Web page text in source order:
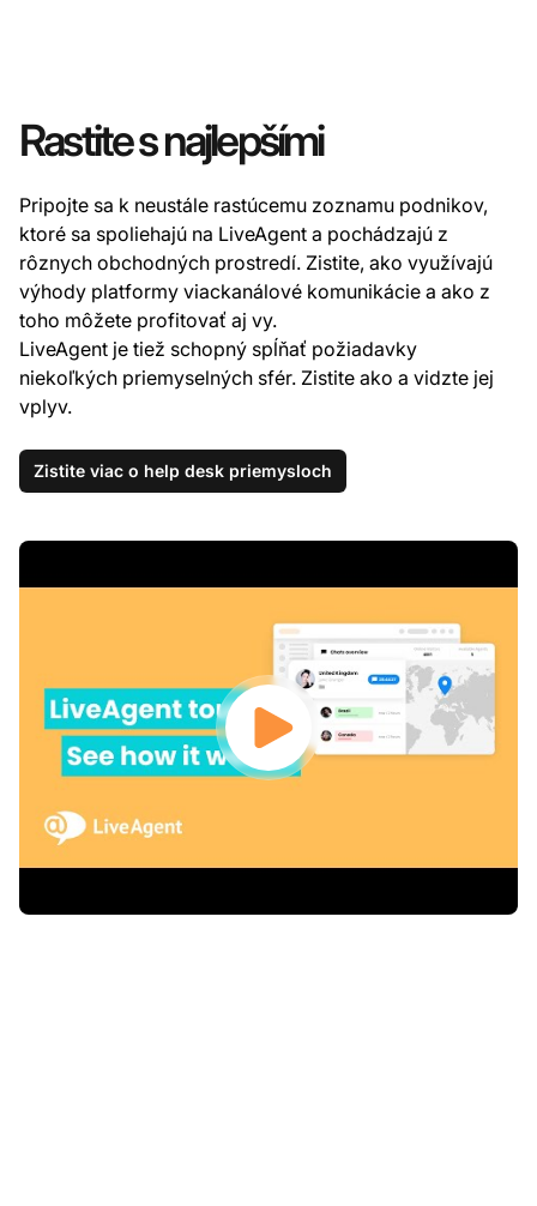
Rastite s najlepšími
Pripojte sa k neustále rastúcemu zoznamu podnikov,
ktoré sa spoliehajú na LiveAgent a pochádzajú z
rôznych obchodných prostredí. Zistite, ako využívajú
výhody platformy viackanálové komunikácie a ako z
toho môžete profitovať aj vy.
LiveAgent je tiež schopný spĺňať požiadavky
niekoľkých priemyselných sfér. Zistite ako a vidzte jej
vplyv.
Zistite viac o help desk priemysloch